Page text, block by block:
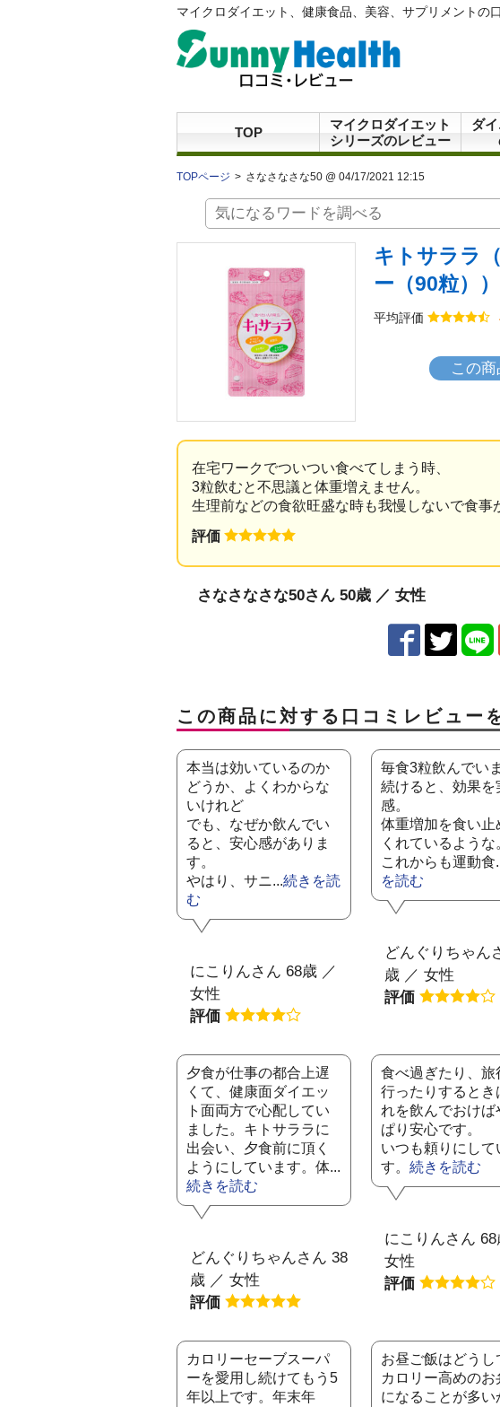
マイクロダイエット、健康食品、美容、サプリメントの
TOP
マイクロダイエット
シリーズのレビュー
ダ
TOPページ さなさなさな50 @ 04/17/2021 12:15
キトサララ
ー（90粒）
平均評価
この
在宅ワークでついつい食べてしまう時、
3粒飲むと不思議と体重増えません。
生理前などの食欲旺盛な時も我慢しないで食事
評価
さなさなさな50さん 50歳 ／ 女性
この商品に対する口コミレビュー
本当は効いているのか
どうか、よくわからな
いけれど
でも、なぜか飲んでい
ると、安心感がありま
す。
やはり、サニ...続きを読
む
にこりんさん 68歳 ／
女性
評価
毎食3粒飲んでい
続けると、効果を
感。
体重増加を食い止
くれているような
これからも運動食
を読む
どんぐりちゃん
歳 ／ 女性
評価
夕食が仕事の都合上遅
くて、健康面ダイエッ
ト面両方で心配してい
ました。キトサララに
出会い、夕食前に頂く
ようにしています。体...
続きを読む
どんぐりちゃんさん 38
歳 ／ 女性
評価
食べ過ぎたり、旅
行ったりするとき
れを飲んでおけば
ぱり安心です。
いつも頼りにして
す。続きを読む
にこりんさん 68
女性
評価
カロリーセーブスーパ
ーを愛用し続けてもう5
年以上です。年末年
お昼ご飯はどうし
カロリー高めのお
になることが多い